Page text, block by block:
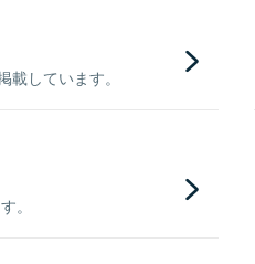
しています。
。